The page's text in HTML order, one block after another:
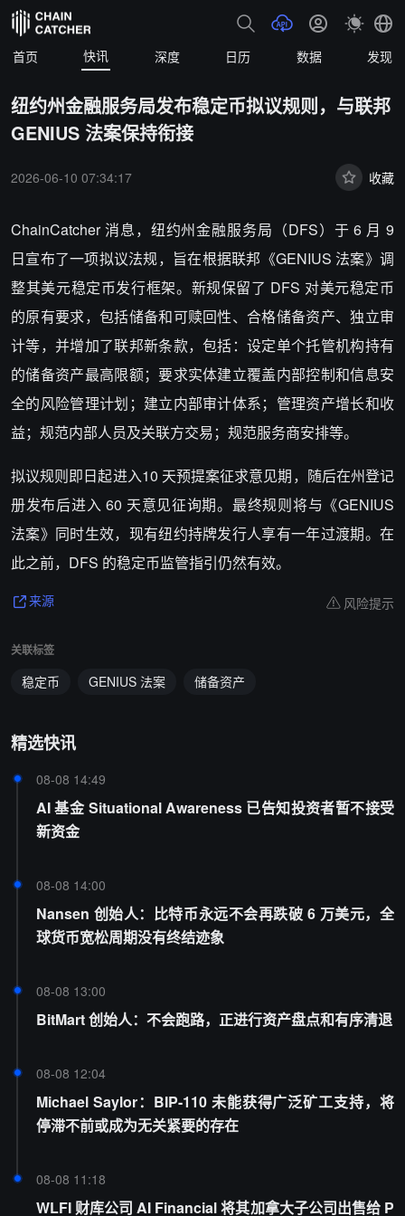
首页 快讯 深度 日历 数据 发现
纽约州金融服务局发布稳定币拟议规则，与联邦
GENIUS 法案保持衔接
2026-06-10 07:34:17 收藏
ChainCatcher 消息， 纽约州金融服务局（DFS）于 6 月 9
日宣布了一项拟议法规，旨在根据联邦《GENIUS 法案》调
整其美元稳定币发行框架。新规保留了 DFS 对美元稳定币
的原有要求，包括储备和可赎回性、合格储备资产、独立审
计等，并增加了联邦新条款，包括：设定单个托管机构持有
的储备资产最高限额；要求实体建立覆盖内部控制和信息安
全的风险管理计划；建立内部审计体系；管理资产增长和收
益；规范内部人员及关联方交易；规范服务商安排等。
拟议规则即日起进入10 天预提案征求意见期，随后在州登记
册发布后进入 60 天意见征询期。最终规则将与《GENIUS
法案》同时生效，现有纽约持牌发行人享有一年过渡期。在
此之前，DFS 的稳定币监管指引仍然有效。
来源 风险提示
关联标签
稳定币 GENIUS 法案 储备资产
精选快讯
08-08 14:49
AI 基金 Situational Awareness 已告知投资者暂不接受
新资金
08-08 14:00
Nansen 创始人：比特币永远不会再跌破 6 万美元，全
球货币宽松周期没有终结迹象
08-08 13:00
BitMart 创始人：不会跑路，正进行资产盘点和有序清退
08-08 12:04
Michael Saylor：BIP-110 未能获得广泛矿工支持，将
停滞不前或成为无关紧要的存在
08-08 11:18
WLFI 财库公司 AI Financial 将其加拿大子公司出售给 P